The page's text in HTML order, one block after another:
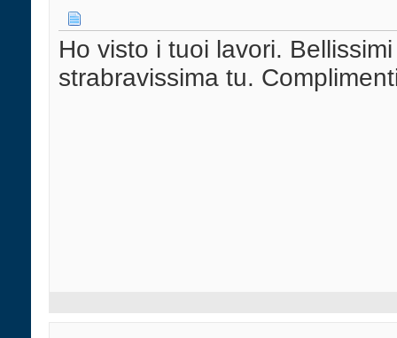
Ho visto i tuoi lavori.
strabravissima tu.